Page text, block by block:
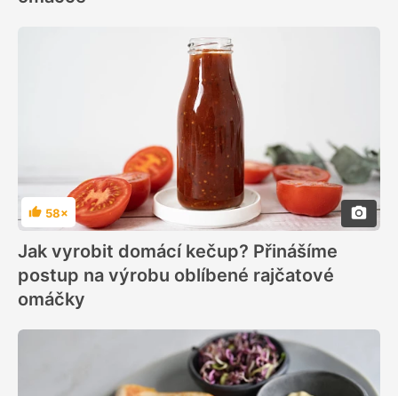
Hodnocení
58×
Jak vyrobit domácí kečup? Přinášíme
postup na výrobu oblíbené rajčatové
omáčky